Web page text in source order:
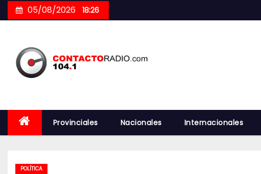
to
05/08/2026 18:26
Provinciales Nacionales Internacionales
POLÍTICA